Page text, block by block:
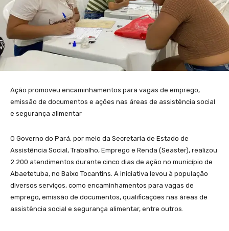
Ação promoveu encaminhamentos para vagas de emprego,
emissão de documentos e ações nas áreas de assistência social
e segurança alimentar
O Governo do Pará, por meio da Secretaria de Estado de
Assistência Social, Trabalho, Emprego e Renda (Seaster), realizou
2.200 atendimentos durante cinco dias de ação no município de
Abaetetuba, no Baixo Tocantins. A iniciativa levou à população
diversos serviços, como encaminhamentos para vagas de
emprego, emissão de documentos, qualificações nas áreas de
assistência social e segurança alimentar, entre outros.